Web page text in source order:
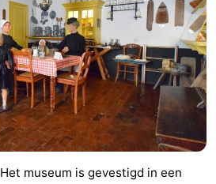
Het museum is gevestigd in een